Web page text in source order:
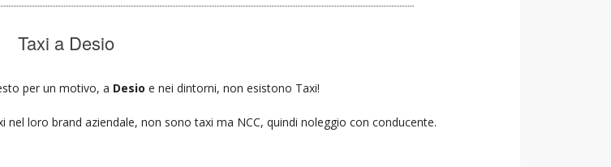
Taxi a Desio
per un motivo, a Desio e nei dintorni, non esistono Taxi!
loro brand aziendale, non sono taxi ma NCC, quindi noleggio con conducente.